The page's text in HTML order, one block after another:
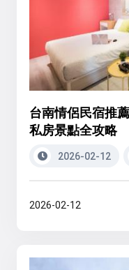
台南情侶民宿推
私房景點全攻略
2026-02-12
2026-02-12